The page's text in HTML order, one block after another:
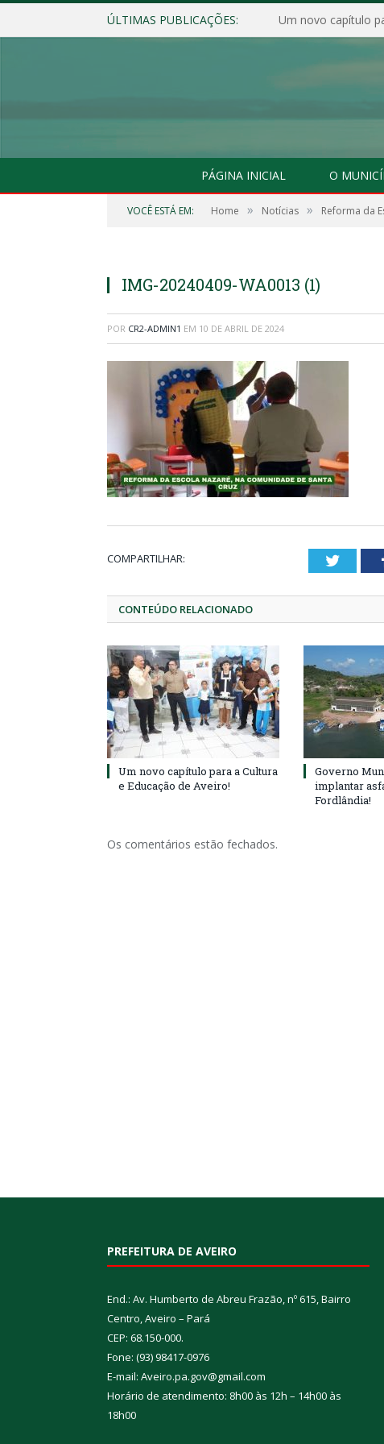
ÚLTIMAS PUBLICAÇÕES: Um novo capítulo
PÁGINA INICIAL O
VOCÊ ESTÁ EM: Home » Notícias » Reforma da
IMG-20240409-WA0013 (1)
POR CR2-ADMIN1 EM 10 DE ABRIL DE 2024
COMPARTILHAR:
CONTEÚDO RELACIONADO
Um novo capítulo para a Cultura
e Educação de Aveiro!
Governo
implantar
Fordlândia!
Os comentários estão fechados.
PREFEITURA DE AVEIRO
End.: Av. Humberto de Abreu Frazão, nº 615, Bairro
Centro, Aveiro – Pará
CEP: 68.150-000.
Fone: (93) 98417-0976
E-mail: Aveiro.pa.gov@gmail.com
Horário de atendimento: 8h00 às 12h – 14h00 às
18h00